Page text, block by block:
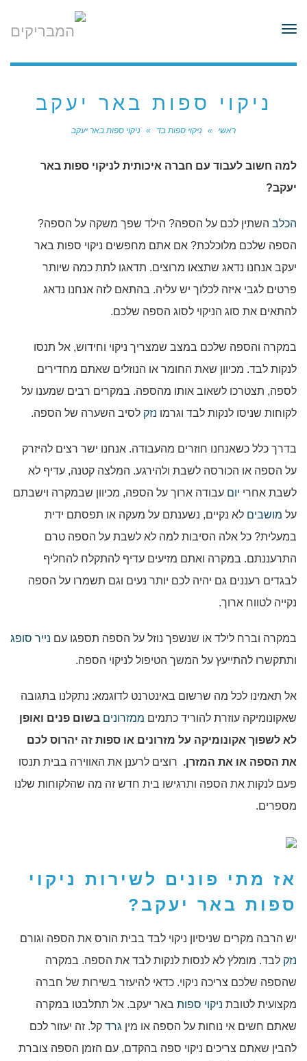
תפריט
ניקוי ספות באר יעקב
ראשי » ניקוי ספות בד » ניקוי ספות באר יעקב
למה חשוב לעבוד עם חברה איכותית לניקוי ספות באר
יעקב?
הכלב השתין לכם על הספה? הילד שפך משקה על הספה?
הספה שלכם מלוכלכת? אם אתם מחפשים ניקוי ספות באר
יעקב אנחנו נדאג שתצאו מרוצים. תדאגו לתת כמה שיותר
פרטים לגבי איזה לכלוך יש עליה. בהתאם לזה אנחנו נדאג
להתאים את סוג הניקוי לסוג הספה שלכם.
במקרה והספה שלכם במצב שמצריך ניקוי וחידוש, אל תנסו
לנקות לבד. מכיוון שאת החומר או הנוזלים שאתם מחדירים
לספה, תצטרכו לשאוב אותו מהספה. במקרים רבים שמענו על
לקוחות שניסו לנקות לבד וגרמו נזק לסיב השערה של הספה.
בדרך כלל כשאנחנו חוזרים מהעבודה. אנחנו ישר רצים להיזרק
על הספה או הכורסה לשבת ולהירגע. המלצה קטנה, עדיף לא
לשבת אחרי יום עבודה ארוך על הספה, מכיוון שבמקרה וישבתם
על מושבים לא נקיים, נשענתם על מעקה או תפסתם ידית
במעלית? כל אלה הסיבות למה לא לשבת על הספה טרם
התרעננתם. במקרה ואתם מזיעים עדיף להתקלח להחליף
לבגדים רעננים גם יהיה לכם יותר נעים וגם תשמרו על הספה
נקייה לטווח ארוך.
במקרה וברח לילד או שנשפך נוזל על הספה תספגו עם נייר סופג
ותתקשרו להתייעץ על המשך הטיפול לניקוי הספה.
אל תאמינו לכל מה שרשום באינטרנט לדוגמא: נתקלנו בתגובה
שאקונומיקה עוזרת להוריד כתמים ממזרונים בשום פנים ואופן
לא לשפוך אקונומיקה על מזרונים או ספות זה יהרוס לכם
את הספה או את המזרן. רוצים לרענן את האווירה בבית תנסו
פעם לנקות את הספה ותרגישו בית חדש זה מה שהלקוחות שלנו
מספרים.
אז מתי פונים לשירות
ניקוי
ספות באר יעקב ?
יש הרבה מקרים שניסיון ניקוי לבד בבית הורס את הספה וגורם
נזק לבד. מומלץ לא לנסות לנקות לבד את הספה. במקרה
שהספה שלכם צריכה ניקוי. כדאי להיעזר בשירות של חברה
מקצועית לטובת ניקוי ספות באר יעקב. אל תתלבטו במקרה
שאתם חשים אי נוחות על הספה או מין גרד קל. זה יעזור לכם
להבין שאתם צריכים ניקוי ספה בהקדם, עם הזמן הספה צוברת